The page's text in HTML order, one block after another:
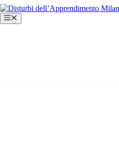
Vai
al
contenuto
Menu